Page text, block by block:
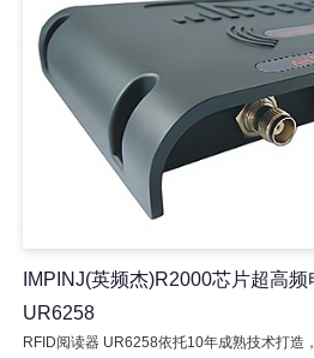
IMPINJ(英频杰)R2000芯片超高
UR6258
RFID阅读器 UR6258依托10年成熟技术打造